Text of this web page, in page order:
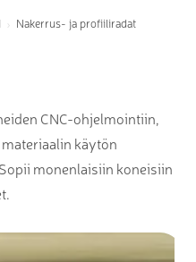
Nakerrus- ja profiiliradat
CNC-ohjelmointiin,
käytön
monenlaisiin koneisiin